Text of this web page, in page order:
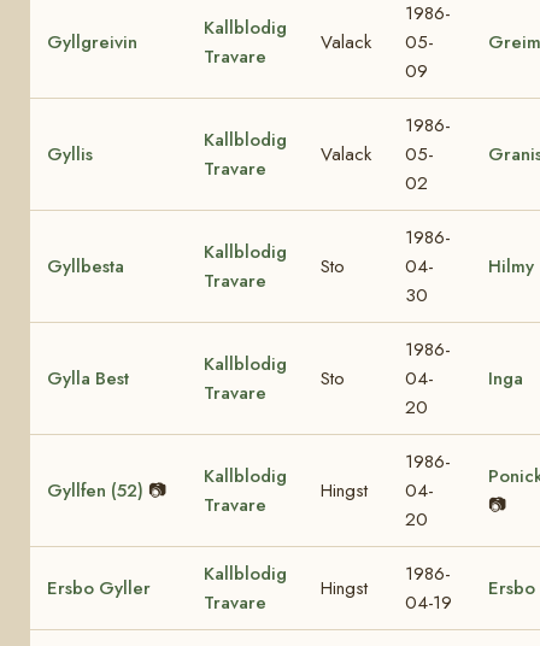
Gyllgreivin
Kallblodig
Travare
Valack
1986-
05-
09
Gyllis
Kallblodig
Travare
Valack
1986-
05-
02
Gyllbesta
Kallblodig
Travare
Sto
1986-
04-
30
Hilmy
Gylla Best
Kallblodig
Travare
Sto
1986-
04-
20
Inga
Gyllfen (52) 📷
Kallblodig
Travare
Hingst
1986-
04-
20
📷
Ersbo Gyller
Kallblodig
Travare
Hingst
1986-
04-19
Ersbo